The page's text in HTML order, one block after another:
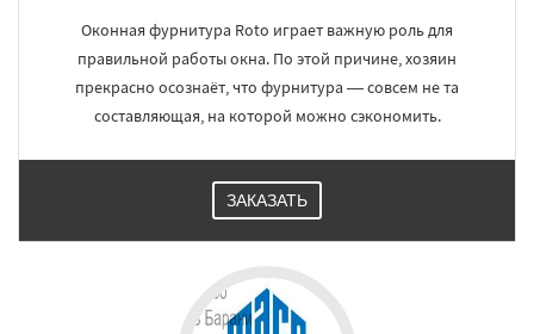
Оконная фурнитура Roto играет важную роль для
правильной работы окна. По этой причине, хозяин
прекрасно осознаёт, что фурнитура — совсем не та
составляющая, на которой можно сэкономить.
ЗАКАЗАТЬ